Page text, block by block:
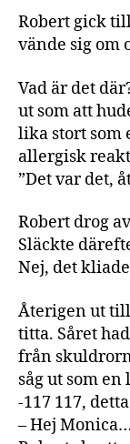
Robert gick
vände sig om
Vad är det
ut som att
lika stort som
allergisk
”Det var det,
Robert drog
Släckte
Nej, det
Återigen ut
titta. Såret
från
såg ut som
-117 117,
– Hej